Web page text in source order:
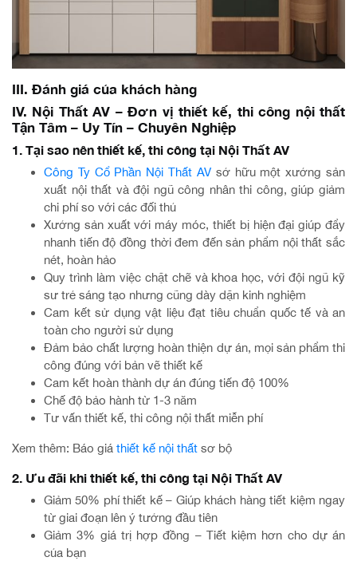
III. Đánh giá của khách hàng
IV. Nội Thất AV – Đơn vị thiết kế, thi công nội thất
Tận Tâm – Uy Tín – Chuyên Nghiệp
1. Tại sao nên thiết kế, thi công tại Nội Thất AV
Công Ty Cổ Phần Nội Thất AVsở hữu một xưởng sản
xuất nội thất và đội ngũ công nhân thi công, giúp giảm
chi phí so với các đối thủ
Xưởng sản xuất với máy móc, thiết bị hiện đại giúp đẩy
nhanh tiến độ đồng thời đem đến sản phẩm nội thất sắc
nét, hoàn hảo
Quy trình làm việc chặt chẽ và khoa học, với đội ngũ kỹ
sư trẻ sáng tạo nhưng cũng dày dặn kinh nghiệm
Cam kết sử dụng vật liệu đạt tiêu chuẩn quốc tế và an
toàn cho người sử dụng
Đảm bảo chất lượng hoàn thiện dự án, mọi sản phẩm thi
công đúng với bản vẽ thiết kế
Cam kết hoàn thành dự án đúng tiến độ 100%
Chế độ bảo hành từ 1-3 năm
Tư vấn thiết kế, thi công nội thất miễn phí
Xem thêm: Báo giá thiết kế nội thất sơ bộ
2. Ưu đãi khi thiết kế, thi công tại Nội Thất AV
Giảm 50% phí thiết kế – Giúp khách hàng tiết kiệm ngay
từ giai đoạn lên ý tưởng đầu tiên
Giảm 3% giá trị hợp đồng – Tiết kiệm hơn cho dự án
của bạn